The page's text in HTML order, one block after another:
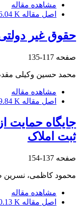
مشاهده مقاله
اصل مقاله K
حقوق غیر
صفحه 117-135
محمد حسین وکیلی
مشاهده مقاله
اصل مقاله K
جایگاه حمایت
ثبت املاک
صفحه 137-154
محمود کاظمی، نسرین
مشاهده مقاله
اصل مقاله K